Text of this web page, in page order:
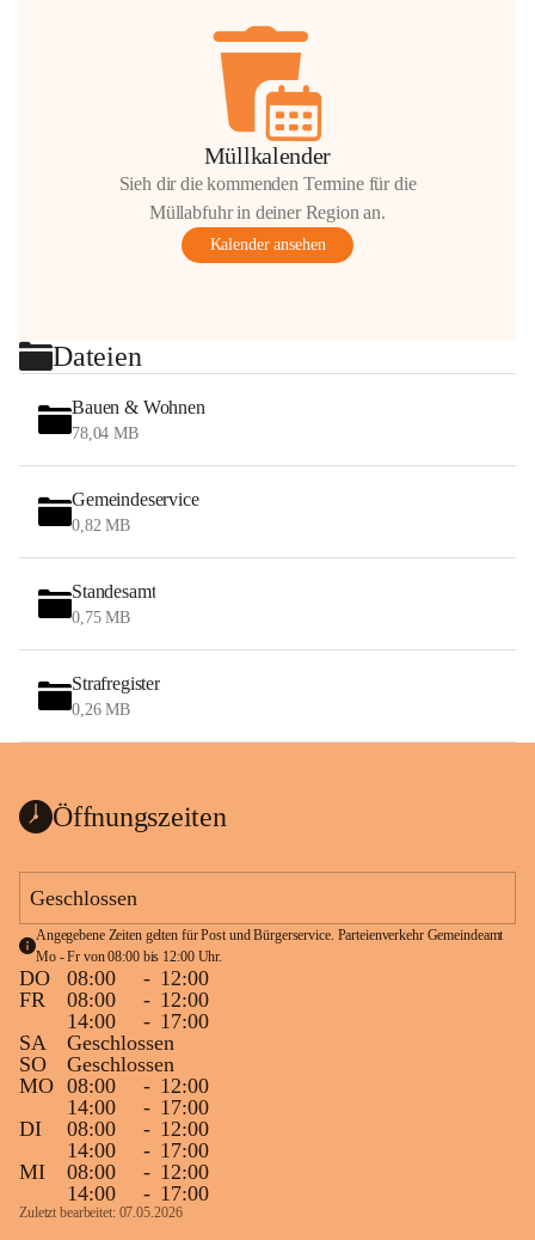
Müllkalender
Sieh dir die kommenden Termine für die
Müllabfuhr in deiner Region an.
Kalender ansehen
Dateien
Bauen & Wohnen
78,04 MB
Gemeindeservice
0,82 MB
Standesamt
0,75 MB
Strafregister
0,26 MB
Öffnungszeiten
Geschlossen
Angegebene Zeiten gelten für Post und Bürgerservice. Parteienverkehr Gemeindeamt
Mo - Fr von 08:00 bis 12:00 Uhr.
DO 08:00 - 12:00
FR
08:00 - 12:00
14:00
- 17:00
SA
Geschlossen
SO
Geschlossen
MO 08:00 - 12:00
14:00
- 17:00
DI
08:00 - 12:00
14:00
- 17:00
MI
08:00 - 12:00
14:00
- 17:00
Zuletzt bearbeitet: 07.05.2026